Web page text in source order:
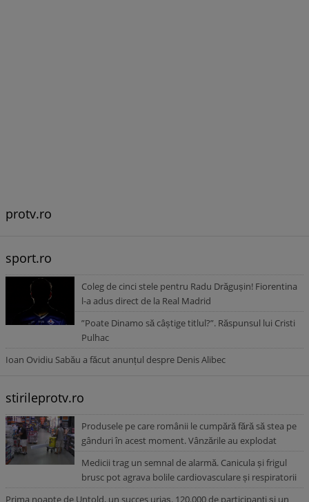
protv.ro
sport.ro
Coleg de cinci stele pentru Radu Drăgușin! Fiorentina
l-a adus direct de la Real Madrid
”Poate Dinamo să câștige titlul?”. Răspunsul lui Cristi
Pulhac
Ioan Ovidiu Sabău a făcut anunțul despre Denis Alibec
stirileprotv.ro
Produsele pe care românii le cumpără fără să stea pe
gânduri în acest moment. Vânzările au explodat
Medicii trag un semnal de alarmă. Canicula și frigul
brusc pot agrava bolile cardiovasculare și respiratorii
Prima noapte de Untold, un succes uriaș. 120.000 de participanți și un